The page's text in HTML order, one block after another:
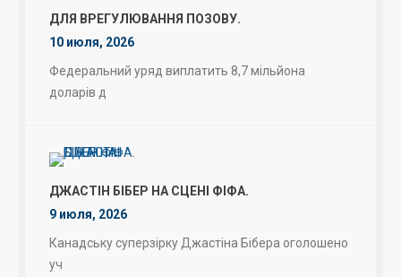
ДЛЯ ВРЕГУЛЮВАННЯ ПОЗОВУ.
10 июля, 2026
Федеральний уряд виплатить 8,7 мільйона
доларів д
ДЖАСТІН БІБЕР НА СЦЕНІ ФІФА.
9 июля, 2026
Канадську суперзірку Джастіна Бібера оголошено
уч